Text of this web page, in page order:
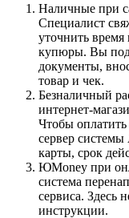
Наличные при
Специалист
уточнить время
купюры. Вы
документы,
товар и чек.
Безналичный
интернет-
Чтобы оплатить
сервер
карты, срок
ЮMoney при
система
сервиса. Здесь
инструкции.